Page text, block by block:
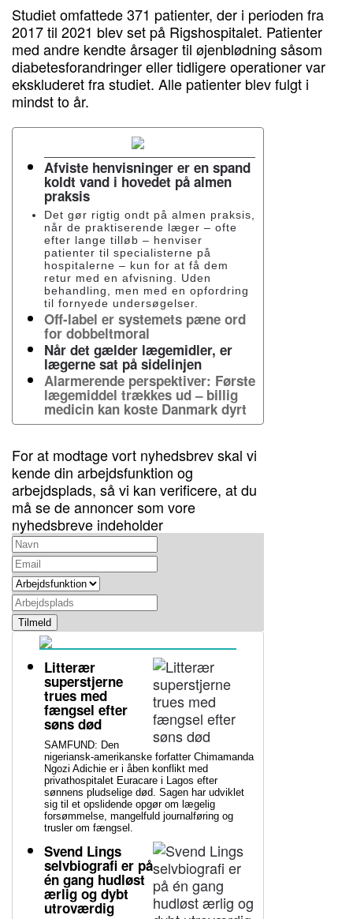
Studiet omfattede 371 patienter, der i perioden fra
2017 til 2021 blev set på Rigshospitalet. Patienter
med andre kendte årsager til øjenblødning såsom
diabetesforandringer eller tidligere operationer var
ekskluderet fra studiet. Alle patienter blev fulgt i
mindst to år.
Afviste henvisninger er en spand
koldt vand i hovedet på almen
praksis
Det gør rigtig ondt på almen praksis,
når de praktiserende læger – ofte
efter lange tilløb – henviser
patienter til specialisterne på
hospitalerne – kun for at få dem
retur med en afvisning. Uden
behandling, men med en opfordring
til fornyede undersøgelser.
Off-label er systemets pæne ord
for dobbeltmoral
Når det gælder lægemidler, er
lægerne sat på sidelinjen
Alarmerende perspektiver: Første
lægemiddel trækkes ud – billig
medicin kan koste Danmark dyrt
For at modtage vort nyhedsbrev skal vi
kende din arbejdsfunktion og
arbejdsplads, så vi kan verificere, at du
må se de annoncer som vore
nyhedsbreve indeholder
Tilmeld
Litterær
superstjerne
trues med
fængsel efter
søns død
SAMFUND: Den
nigeriansk-amerikanske forfatter Chimamanda
Ngozi Adichie er i åben konflikt med
privathospitalet Euracare i Lagos efter
sønnens pludselige død. Sagen har udviklet
sig til et opslidende opgør om lægelig
forsømmelse, mangelfuld journalføring og
trusler om fængsel.
Svend Lings
selvbiografi er på
én gang hudløst
ærlig og dybt
utroværdig